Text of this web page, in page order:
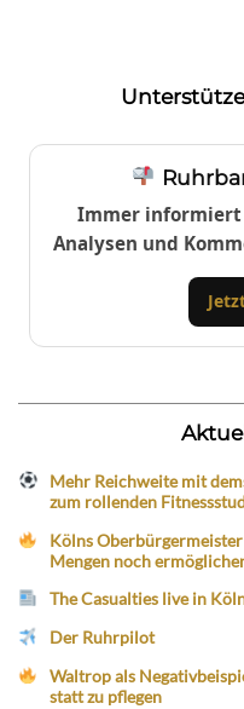
Immer informiert
Analysen und
Mehr Reichweite mit
zum rollenden
Kölns
Mengen noch
The Casualties live in
Der Ruhrpilot
Waltrop als
statt zu pflegen